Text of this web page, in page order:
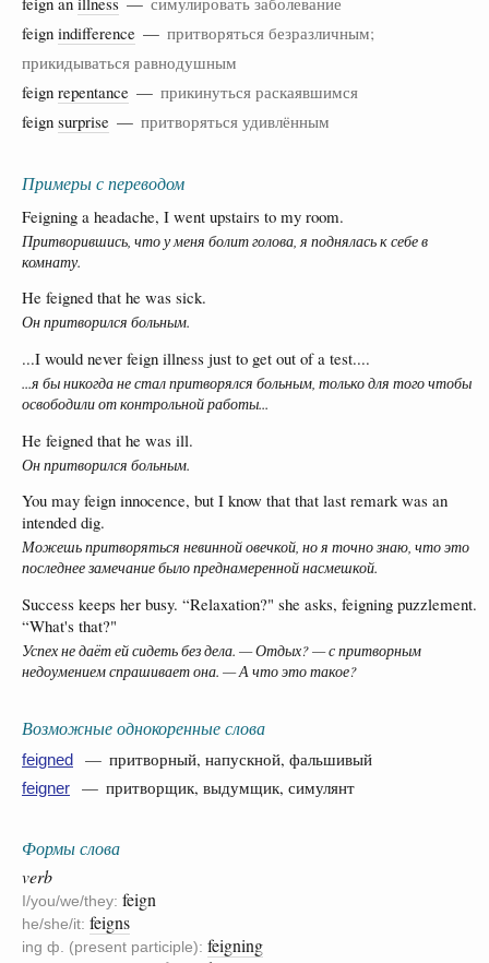
feign indifference — притворяться безразличным;
прикидываться равнодушным
feign repentance — прикинуться раскаявшимся
feign surprise — притворяться удивлённым
Примеры с переводом
Feigning a headache, I went upstairs to my room.
Притворившись, что у меня болит голова, я поднялась к себе в
комнату.
He feigned that he was sick.
Он притворился больным.
...I would never feign illness just to get out of a test....
...я бы никогда не стал притворялся больным, только для того чтобы
освободили от контрольной работы...
He feigned that he was ill.
Он притворился больным.
You may feign innocence, but I know that that last remark was an
intended dig.
Можешь притворяться невинной овечкой, но я точно знаю, что это
последнее замечание было преднамеренной насмешкой.
Success keeps her busy. “Relaxation?" she asks, feigning puzzlement.
“What's that?"
Успех не даёт ей сидеть без дела. — Отдых? — с притворным
недоумением спрашивает она. — А что это такое?
Возможные однокоренные слова
feigned — притворный, напускной, фальшивый
feigner — притворщик, выдумщик, симулянт
Формы слова
verb
I/you/we/they: feign
he/she/it: feigns
ing ф. (present participle): feigning